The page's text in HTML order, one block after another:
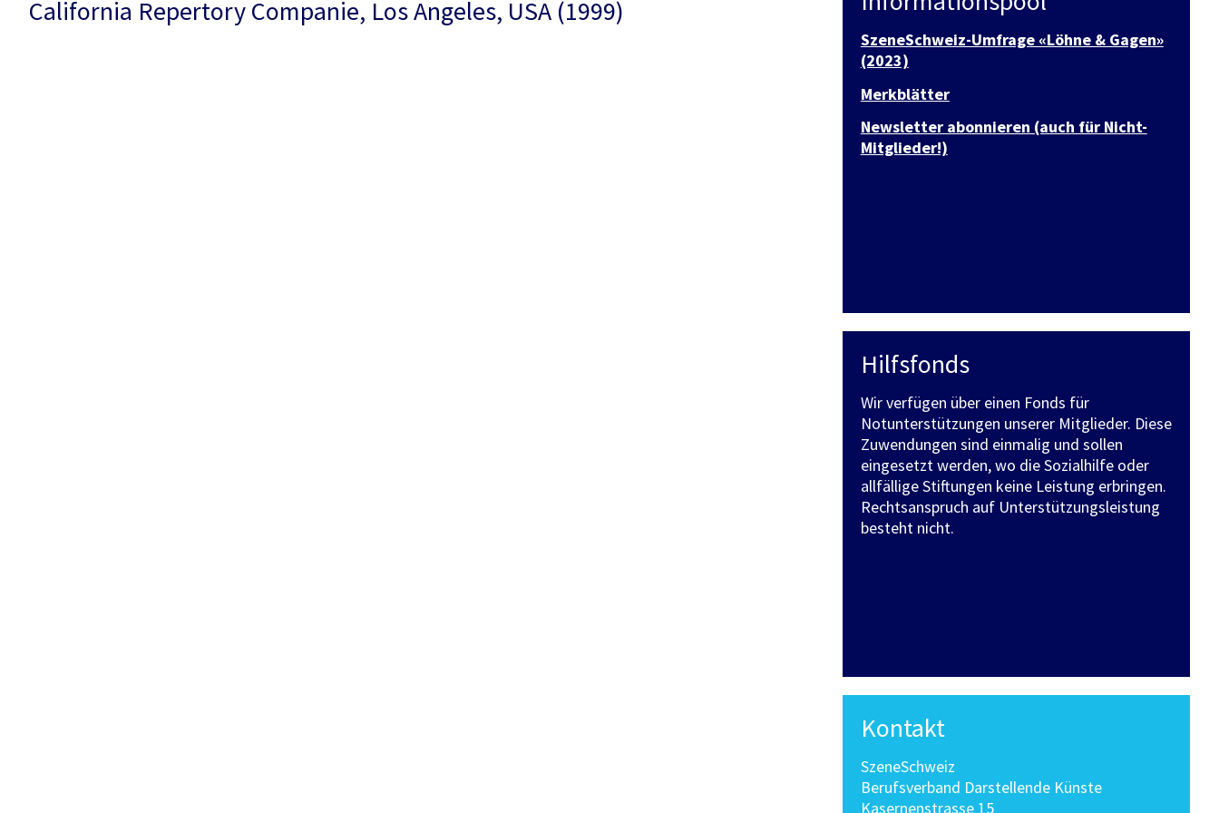
California Repertory Companie, Los Angeles, USA (1999)
SzeneSchweiz-Umfrage «Löhne & Gagen»
(2023)
Merkblätter
Newsletter abonnieren (auch für Nicht-
Mitglieder!)
Hilfsfonds
Wir verfügen über einen Fonds für
Notunterstützungen unserer Mitglieder. Diese
Zuwendungen sind einmalig und sollen
eingesetzt werden, wo die Sozialhilfe oder
allfällige Stiftungen keine Leistung erbringen.
Rechtsanspruch auf Unterstützungsleistung
besteht nicht.
Kontakt
SzeneSchweiz
Berufsverband Darstellende Künste
Kasernenstrasse 15